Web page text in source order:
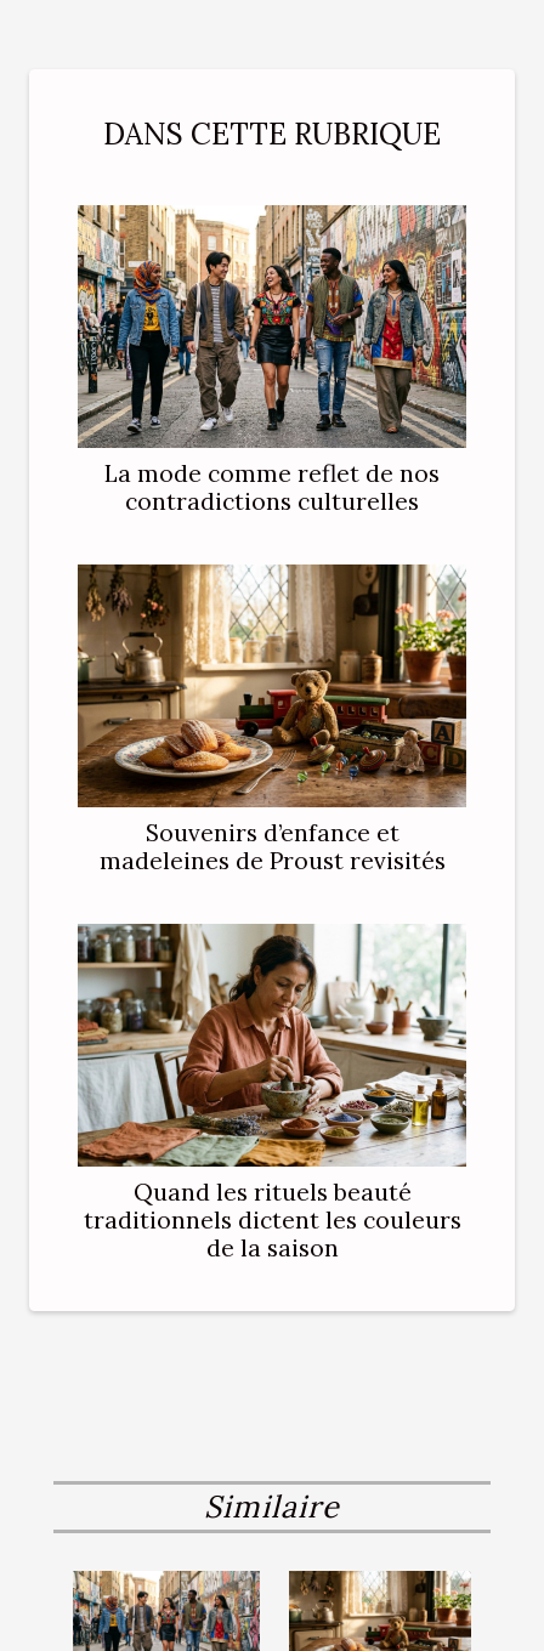
DANS CETTE RUBRIQUE
La mode comme reflet de nos
contradictions culturelles
Souvenirs d’enfance et
madeleines de Proust revisités
Quand les rituels beauté
traditionnels dictent les couleurs
de la saison
Similaire